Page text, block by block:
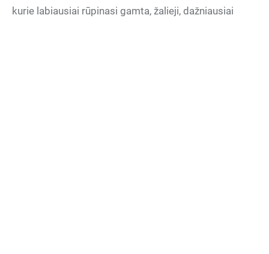
kurie labiausiai rūpinasi gamta, žalieji, dažniausiai